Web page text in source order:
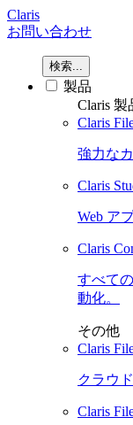
Claris
お問い合わせ
検索...
製品
Claris 製
Claris
強力な
Claris
Web ア
Claris
すべて
動化。
その他
Claris
クラウ
Claris